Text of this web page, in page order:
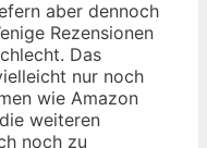
aber dennoch
Rezensionen
Das
nur noch
wie Amazon
weiteren
noch zu